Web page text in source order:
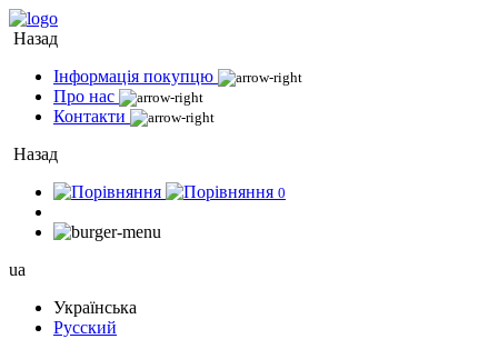
Назад
Інформація покупцю
Про нас
Контакти
Назад
0
ua
Українська
Русский